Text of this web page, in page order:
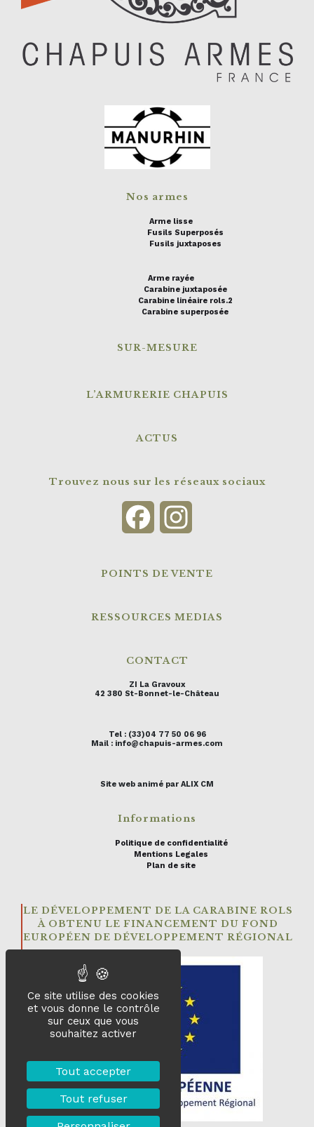
Nos armes
Arme lisse
Fusils Superposés
Fusils juxtaposes
Arme rayée
Carabine juxtaposée
Carabine linéaire rols.2
Carabine superposée
SUR-MESURE
L’ARMURERIE CHAPUIS
ACTUS
Trouvez nous sur les réseaux sociaux
Facebook
POINTS DE VENTE
RESSOURCES MEDIAS
CONTACT
ZI La Gravoux
42 380 St-Bonnet-le-Château
Tel : (33)04 77 50 06 96
Mail : info@chapuis-armes.com
Site web animé par ALIX CM
Informations
Politique de confidentialité
Mentions Legales
Plan de site
LE DÉVELOPPEMENT DE LA CARABINE ROLS
À OBTENU LE FINANCEMENT DU FOND
EUROPÉEN DE DÉVELOPPEMENT RÉGIONAL
Ce site utilise des cookies
et vous donne le contrôle
sur ceux que vous
souhaitez activer
Tout accepter
Tout refuser